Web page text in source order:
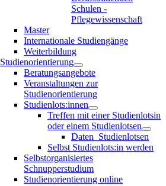
Schulen -
Pflegewissenschaft
Master
Internationale Studiengänge
Weiterbildung
Studienorientierung
Beratungsangebote
Veranstaltungen zur
Studienorientierung
Studienlots:innen
Treffen mit einer Studienlotsin
oder einem Studienlotsen
Daten_Studienlotsen
Selbst Studienlots:in werden
Selbstorganisiertes
Schnupperstudium
Studienorientierung online